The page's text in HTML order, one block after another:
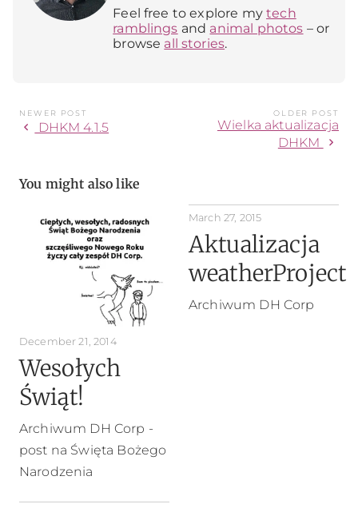
Feel free to explore mytech
ramblings and animal photos – or
browse all stories.
NEWER POST
chevron_left DHKM 4.1.5
OLDER POST
Wielka aktualizacja
DHKM
chevron_right
You might also like
December 21, 2014
Wesołych
Świąt!
Archiwum DH Corp -
post na Święta Bożego
Narodzenia
March 27, 2015
Aktualizacja
weatherProject
Archiwum DH Corp